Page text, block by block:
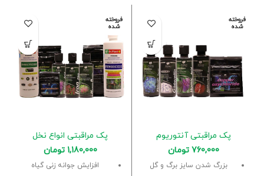
فروخته
شده
پک مراقبتی آنتوریوم
760,000 تومان
بزرگ شدن سایز برگ و گل
فروخته
شده
پک مراقبتی انواع نخل
1,180,000 تومان
افزایش جوانه زنی گیاه